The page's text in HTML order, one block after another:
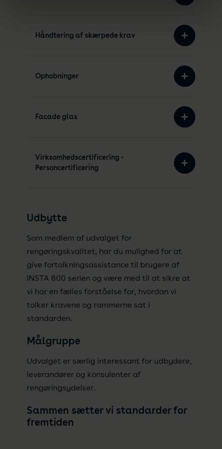
Håndtering af skærpede krav
Ophobninger
Facade glas
Virksomhedscertificering -
Personcertificering
Udbytte
Som medlem af udvalget for
rengøringskvalitet, har du mulighed for at
give fortolkningsassistance til brugere af
INSTA 800 serien og være med til at sikre at
vi har en fælles forståelse for, hvordan vi
tolker kravene og rammerne sat i
standarden.
Målgruppe
Udvalget er særlig interessant for udbydere,
leverandører og konsulenter af
rengøringsydelser.
Sammen sætter vi standarder for
fremtiden